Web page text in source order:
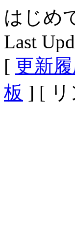
はじめ
Last
[ 更新
板 ] [ リ